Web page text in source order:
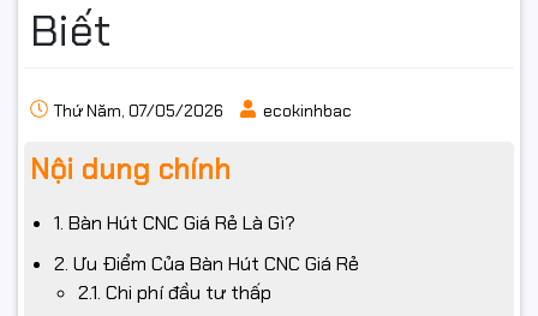
Biết
Thứ Năm, 07/05/2026 ecokinhbac
Nội dung chính
1. Bàn Hút CNC Giá Rẻ Là Gì?
2. Ưu Điểm Của Bàn Hút CNC Giá Rẻ
2.1. Chi phí đầu tư thấp